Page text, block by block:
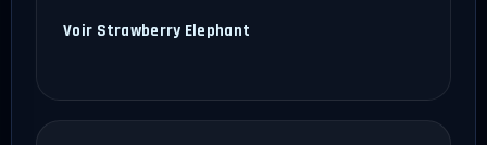
Voir Strawberry Elephant